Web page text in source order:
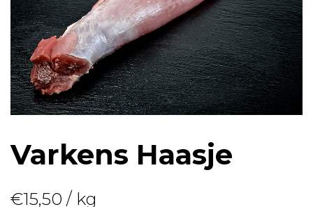
Varkens Haasje
€15,50 / kg